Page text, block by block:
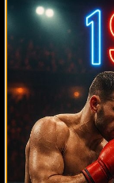
Случайные
Рэй Оливейра Ленье
Джейсон Молони
Аманда Лемос
Камечис
Джозеф
Голота
Кен Лакуста
Баер
Хусто Зунига
Джеймс Дуглас
Игнасио Себальос
Флойд